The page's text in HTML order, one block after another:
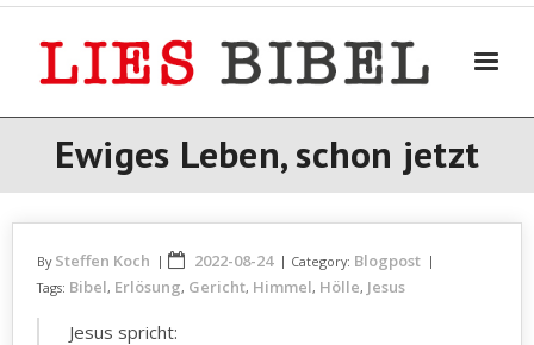
Skip
Ewiges Leben, schon jetzt
By Steffen Koch 2022-08-24 Category: Blogpost
Tags: Bibel, Erlösung, Gericht, Himmel, Hölle, Jesus
Jesus spricht: